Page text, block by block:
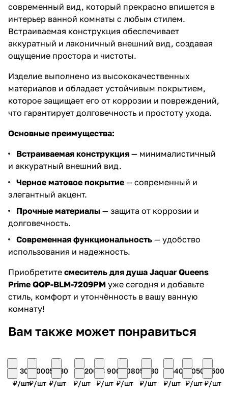
современный вид, который прекрасно впишется в
интерьер ванной комнаты с любым стилем.
Встраиваемая конструкция обеспечивает
аккуратный и лаконичный внешний вид, создавая
ощущение простора и чистоты.
Изделие выполнено из высококачественных
материалов и обладает устойчивым покрытием,
которое защищает его от коррозии и повреждений,
что гарантирует долговечность и простоту ухода.
Основные преимущества:
Встраиваемая конструкция — минималистичный
и аккуратный внешний вид.
Черное матовое покрытие — современный и
элегантный акцент.
Прочные материалы — защита от коррозии и
долговечность.
Современная функциональность — удобство
использования и надежность.
Приобретите смеситель для душа Jaquar Queens
Prime QQP-BLM-7209PM уже сегодня и добавьте
стиль, комфорт и утончённость в вашу ванную
комнату!
Вам также может понравиться
8 300
₽/шт
9 000
₽/шт
5 530
₽/шт
38 200
₽/шт
23 900
₽/шт
12 080
₽/шт
5 330
₽/шт
2 540
₽/шт
7 050
₽/шт
9 500
₽/шт